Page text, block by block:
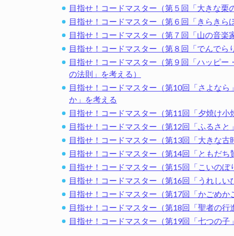
目指せ！コードマスター（第５回「大きな栗
目指せ！コードマスター（第６回「きらきら
目指せ！コードマスター（第７回「山の音楽
目指せ！コードマスター（第８回「でんでら
目指せ！コードマスター（第９回「ハッピ
の法則」を考える）
目指せ！コードマスター（第10回「さよな
か」を考える
目指せ！コードマスター（第11回「夕焼け小
目指せ！コードマスター（第12回「ふるさと
目指せ！コードマスター（第13回「大きな古
目指せ！コードマスター（第14回「ともだち
目指せ！コードマスター（第15回「こいのぼ
目指せ！コードマスター（第16回「うれしい
目指せ！コードマスター（第17回「かごめ
目指せ！コードマスター（第18回「聖者の行
目指せ！コードマスター（第19回「七つの子